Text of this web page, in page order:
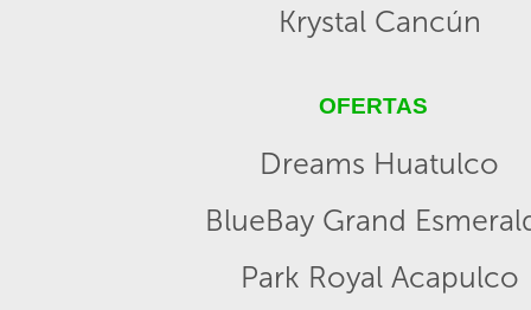
Krystal Cancún
OFERTAS
Dreams Huatulco
BlueBay Grand
Park Royal Acapulco